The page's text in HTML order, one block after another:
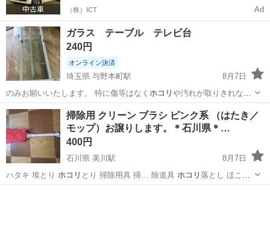
（株）ICT Ad
ガラス テーブル テレビ台
240円
オンライン決済
埼玉県 与野本町駅
8月7日
のみお願いいたします。 特に傷等はなく ホコリ や汚れが取りきれなか
った部分がある程度…
埼玉 さいたま市 与野本町駅 テーブル
掃除用 クリーン ブラシ ピンク系 （はたき／
モップ）お譲りします。＊石川県＊…
400円
石川県 美川駅
8月7日
ハタキ 埃とり ホコリ とり 掃除用具 掃… 除道具 ホコリ 落とし ほこり
落と…